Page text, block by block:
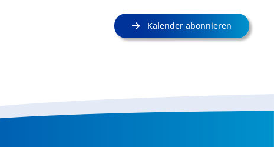
Kalender abonnieren